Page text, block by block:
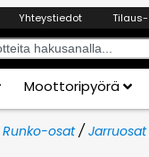
Yhteystiedot
Moottoripyörä
Runko-osat/ Jarruosat